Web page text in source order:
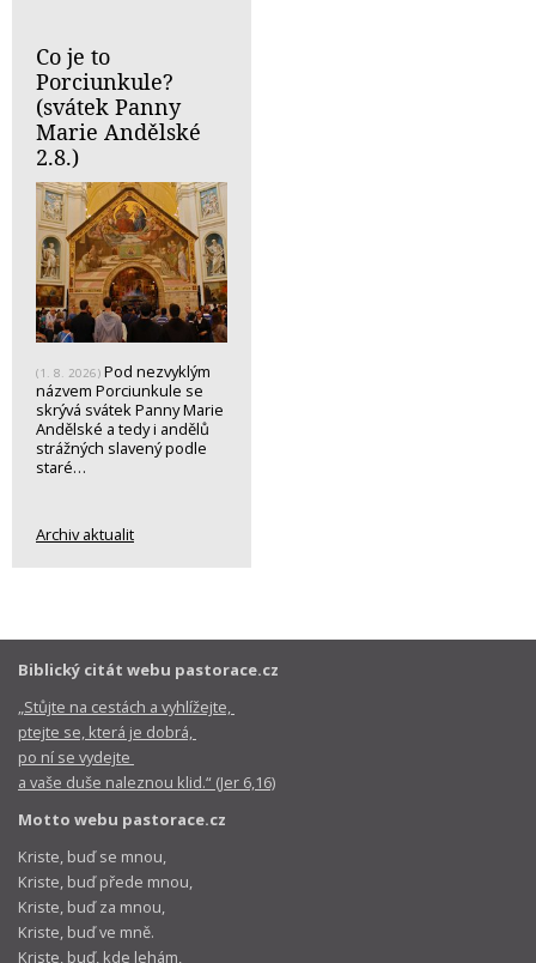
Co je to
Porciunkule?
(svátek Panny
Marie Andělské
2.8.)
(1. 8. 2026) Pod nezvyklým
názvem Porciunkule se
skrývá svátek Panny Marie
Andělské a tedy i andělů
strážných slavený podle
staré…
Archiv aktualit
Biblický citát webu pastorace.cz
„Stůjte na cestách a vyhlížejte,
ptejte se, která je dobrá,
po ní se vydejte
a vaše duše naleznou klid.“ (Jer 6,16)
Motto webu pastorace.cz
Kriste, buď se mnou,
Kriste, buď přede mnou,
Kriste, buď za mnou,
Kriste, buď ve mně.
Kriste, buď, kde lehám,